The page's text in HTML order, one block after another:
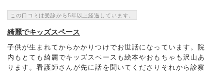
この口コミは受診から5年以上経過しています。
綺麗でキッズスペース
子供が生まれてからかかりつけでお世話になっています。院
内もとても綺麗でキッズスペースも絵本やおもちゃも沢山あ
ります。看護師さんが先に話を聞いてくださりそれから診察